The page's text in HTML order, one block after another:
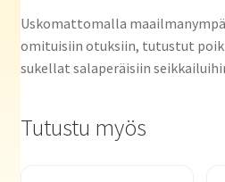
Uskomattomalla
omituisiin otuksiin, tutustut
sukellat salaperäisiin
Tutustu myös